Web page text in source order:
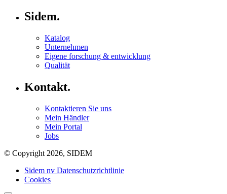
Sidem.
Katalog
Unternehmen
Eigene forschung & entwicklung
Qualität
Kontakt.
Kontaktieren Sie uns
Mein Händler
Mein Portal
Jobs
© Copyright 2026, SIDEM
Sidem nv Datenschutzrichtlinie
Cookies